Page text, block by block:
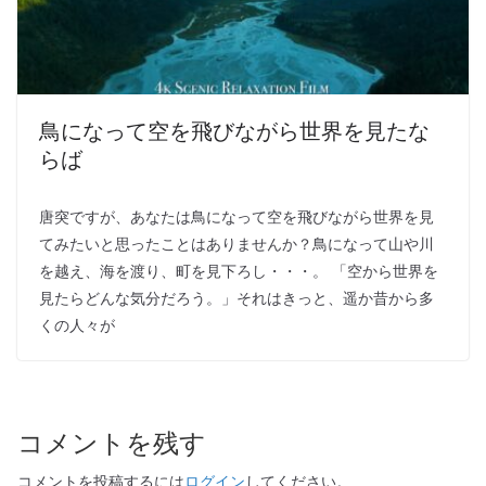
鳥になって空を飛びながら世界を見たな
らば
唐突ですが、あなたは鳥になって空を飛びながら世界を見
てみたいと思ったことはありませんか？鳥になって山や川
を越え、海を渡り、町を見下ろし・・・。 「空から世界を
見たらどんな気分だろう。」それはきっと、遥か昔から多
くの人々が
コメントを残す
コメントを投稿するにはログイン してください。